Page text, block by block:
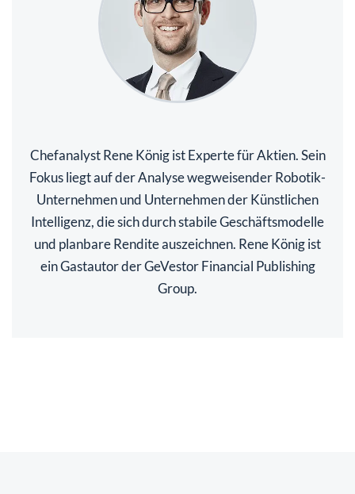
Chefanalyst Rene König ist Experte für Aktien. Sein
Fokus liegt auf der Analyse wegweisender Robotik-
Unternehmen und Unternehmen der Künstlichen
Intelligenz, die sich durch stabile Geschäftsmodelle
und planbare Rendite auszeichnen. Rene König ist
ein Gastautor der GeVestor Financial Publishing
Group.